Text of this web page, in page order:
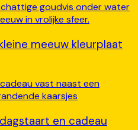
meeuw kleurplaat
en cadeau